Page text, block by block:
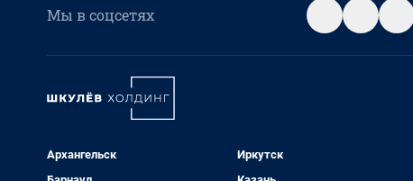
Мы в соцсетях
Архангельск
Иркутск